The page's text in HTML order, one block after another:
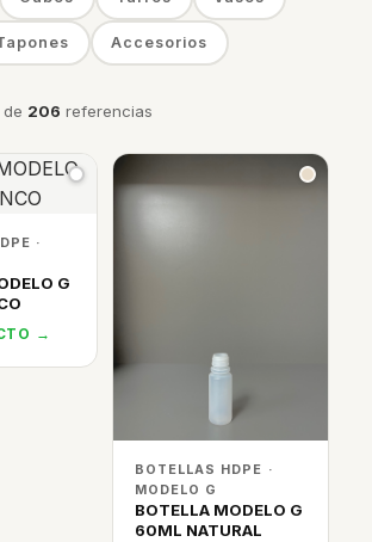
Accesorios
de 206 referencias
·
G
→
BOTELLAS HDPE ·
MODELO G
BOTELLA MODELO G
60ML NATURAL